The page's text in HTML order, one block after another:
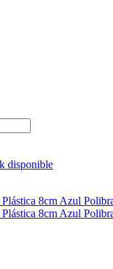
disponible